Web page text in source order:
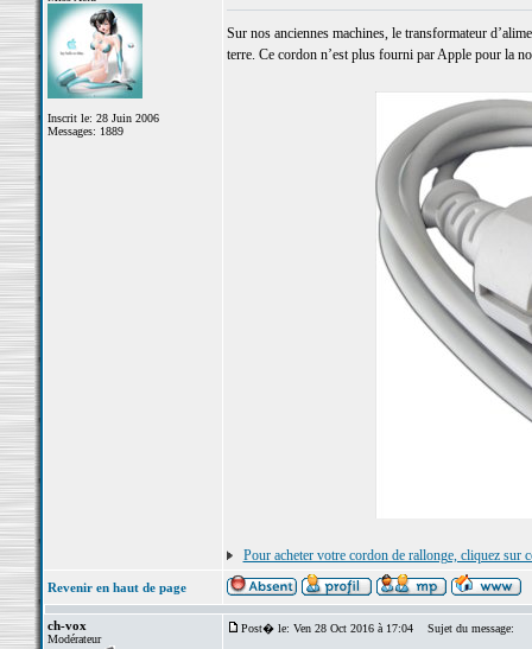
Inscrit le: 28 Juin 2006
Messages: 1889
Sur nos anciennes machines, le transformateur
terre. Ce cordon n’est plus fourni par Apple pour la
Pour acheter votre cordon de rallonge, cliquez sur
Revenir en haut de page
ch-vox
Modérateur
Post� le: Ven 28 Oct 2016 à 17:04 Sujet du message: